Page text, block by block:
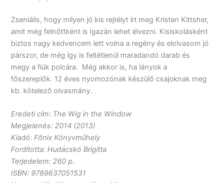
Zseniális, hogy milyen jó kis rejtélyt írt meg Kristen Kittsher,
amit még felnőttként is igazán lehet élvezni. Kisiskolásként
biztos nagy kedvencem lett volna a regény és elolvasom jó
párszor, de még így is feltétlenül maradandó darab és
megy a fiúk polcára. Még akkor is, ha lányok a
főszereplők. 12 éves nyomozónak készülő csajoknak meg
kb. kötelező olvasmány.
Eredeti cím: The Wig in the Window
Megjelenés: 2014 (2013)
Kiadó: Főnix Könyvműhely
Fordította: Hudácskó Brigitta
Terjedelem: 260 p.
ISBN: 9789637051531